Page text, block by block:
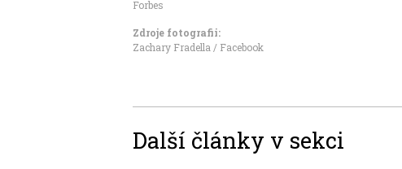
Forbes
Zdroje fotografii:
Zachary Fradella / Facebook
Další články v sekci